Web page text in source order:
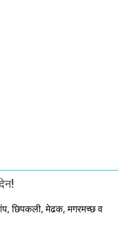
दौरान एक साल में दोगुना ही
हम ही हैं जो पूरी ईमानदारी
को शानदार मौके लेकर
कुछ कर्म हम कर दे रहे हैं। बाकी
छिपकली, मेढक, मगरमच्छ व